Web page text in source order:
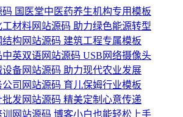
国医堂中医药养生机构专用模板
材料网站源码 助力绿色能源转型
构网站源码 建筑工程专属模板
中英双语网站源码 USB网络摄像头
备网站源码 助力现代农业发展
司网站源码 育儿保姆行业模板
发网站源码 精美定制心意传递
训网站源码 博客小白也能轻松上手